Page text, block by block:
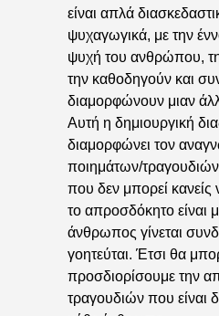
είναι απλά
ψυχαγωγικά, με την
ψυχή του ανθρώπου,
την καθοδηγούν και
διαμορφώνουν μιαν
Αυτή η δημιουργική
διαμορφώνει τον
ποιημάτων/τραγουδιών
που δεν μπορεί
το απροσδόκητο είναι
άνθρωπος γίνεται
γοητεύται. Έτσι θα
προσδιορίσουμε την
τραγουδιών που είναι